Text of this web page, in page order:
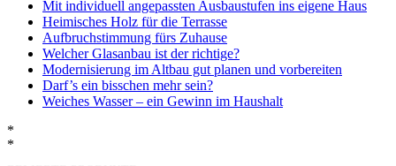
Mit individuell angepassten Ausbaustufen ins eigene Haus
Heimisches Holz für die Terrasse
Aufbruchstimmung fürs Zuhause
Welcher Glasanbau ist der richtige?
Modernisierung im Altbau gut planen und vorbereiten
Darf’s ein bisschen mehr sein?
Weiches Wasser – ein Gewinn im Haushalt
*
*